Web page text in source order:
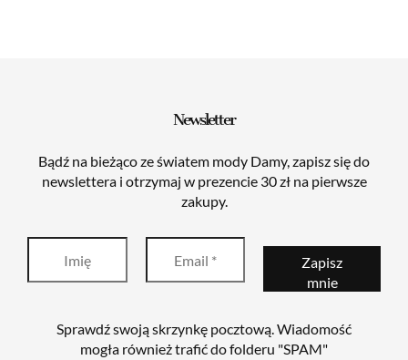
Newsletter
Bądź na bieżąco ze światem mody Damy, zapisz się do
newslettera i otrzymaj w prezencie 30 zł na pierwsze
zakupy.
Sprawdź swoją skrzynkę pocztową. Wiadomość
mogła również trafić do folderu "SPAM"